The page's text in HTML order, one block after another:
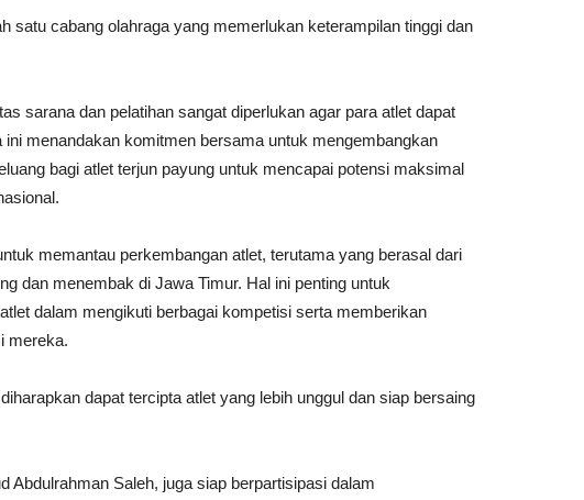
satu cabang olahraga yang memerlukan keterampilan tinggi dan
sarana dan pelatihan sangat diperlukan agar para atlet dapat
menandakan komitmen bersama untuk mengembangkan
bagi atlet terjun payung untuk mencapai potensi maksimal
memantau perkembangan atlet, terutama yang berasal dari
dan menembak di Jawa Timur. Hal ini penting untuk
dalam mengikuti berbagai kompetisi serta memberikan
mereka.
dapat tercipta atlet yang lebih unggul dan siap bersaing
Abdulrahman Saleh, juga siap berpartisipasi dalam